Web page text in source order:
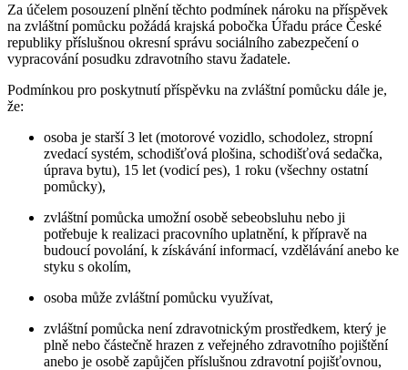
Za účelem posouzení plnění těchto podmínek nároku na příspěvek
na zvláštní pomůcku požádá krajská pobočka Úřadu práce České
republiky příslušnou okresní správu sociálního zabezpečení o
vypracování posudku zdravotního stavu žadatele.
Podmínkou pro poskytnutí příspěvku na zvláštní pomůcku dále je,
že:
osoba je starší 3 let (motorové vozidlo, schodolez, stropní
zvedací systém, schodišťová plošina, schodišťová sedačka,
úprava bytu), 15 let (vodicí pes), 1 roku (všechny ostatní
pomůcky),
zvláštní pomůcka umožní osobě sebeobsluhu nebo ji
potřebuje k realizaci pracovního uplatnění, k přípravě na
budoucí povolání, k získávání informací, vzdělávání anebo ke
styku s okolím,
osoba může zvláštní pomůcku využívat,
zvláštní pomůcka není zdravotnickým prostředkem, který je
plně nebo částečně hrazen z veřejného zdravotního pojištění
anebo je osobě zapůjčen příslušnou zdravotní pojišťovnou,